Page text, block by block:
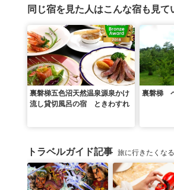
同じ宿を見た人はこんな宿も見て
裏磐梯五色沼天然温泉源泉かけ
流し貸切風呂の宿 ときわすれ
裏磐梯
トラベルガイド記事 旅に行きたくな